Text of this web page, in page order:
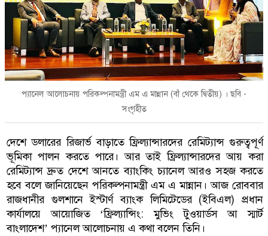
প্যানেল আলোচনায় পরিকল্পনামন্ত্রী এম এ মান্নান (বাঁ থেকে দ্বিতীয়) । ছবি -
সংগৃহীত
দেশে ডলারের রিজার্ভ বাড়াতে ফ্রিল্যান্সারদের রেমিট্যান্স গুরুত্বপূর্ণ
ভূমিকা পালন করতে পারে। আর তাই ফ্রিল্যান্সারদের আয় করা
রেমিট্যান্স দ্রুত দেশে আনতে ব্যাংকিং চ্যানেল আরও সহজ করতে
হবে বলে জানিয়েছেন পরিকল্পনামন্ত্রী এম এ মান্নান। আজ রোববার
রাজধানীর গুলশানে ইস্টার্ণ ব্যাংক লিমিটেডের (ইবিএল) প্রধান
কার্যালয়ে আয়োজিত ‘ফ্রিল্যান্সিং: মুভিং টুওয়ার্ডস আ স্মার্ট
বাংলাদেশ’ প্যানেল আলোচনায় এ কথা বলেন তিনি।